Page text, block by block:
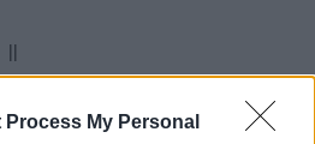
Process My Personal
||